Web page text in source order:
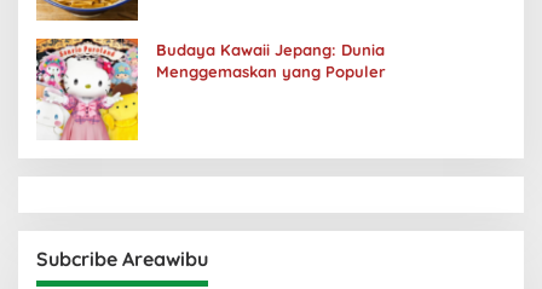
Budaya Kawaii Jepang: Dunia
Menggemaskan yang Populer
Subcribe Areawibu